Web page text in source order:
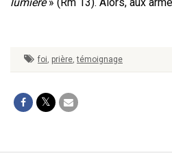
foi, prière,témoignage